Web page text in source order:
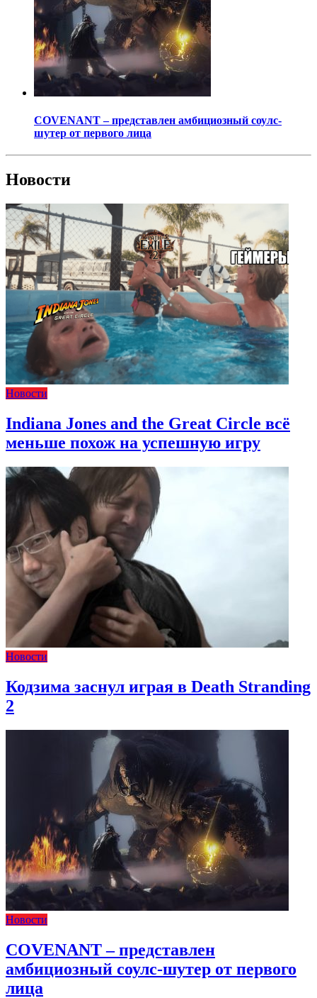
COVENANT – представлен амбициозный соулс-
шутер от первого лица
Новости
Новости
Indiana Jones and the Great Circle всё
меньше похож на успешную игру
Новости
Кодзима заснул играя в Death Stranding
2
Новости
COVENANT – представлен
амбициозный соулс-шутер от первого
лица